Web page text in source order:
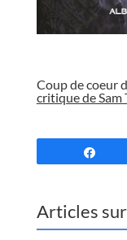
Coup de coeur
critique de Sam
Articles